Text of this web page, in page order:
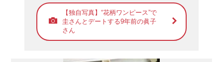
【独自写真】“花柄ワンピース”で
圭さんとデートする9年前の眞子
さん